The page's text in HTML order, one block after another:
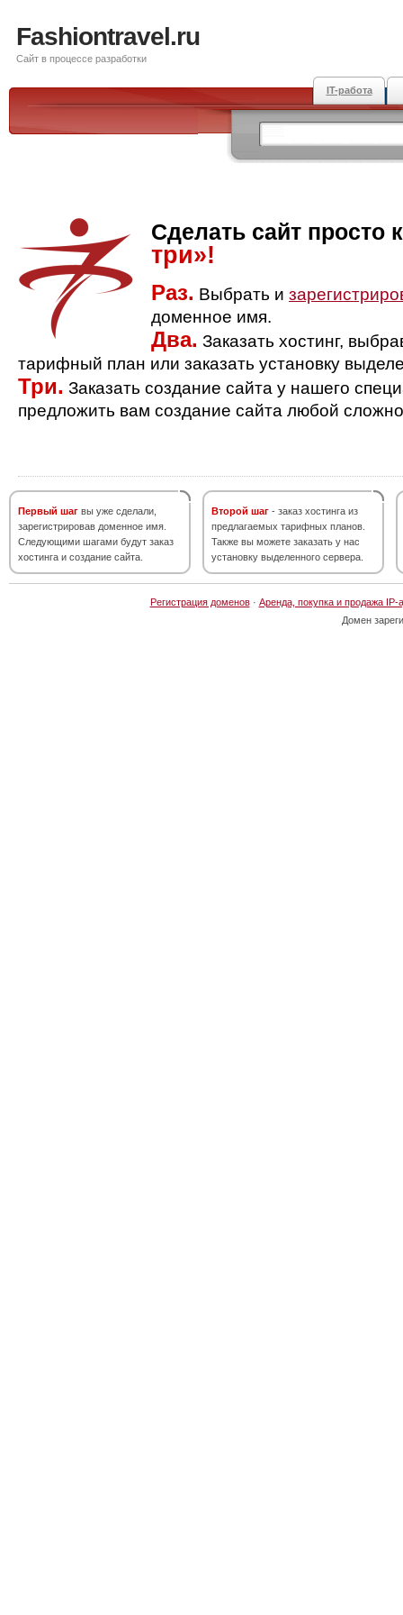
Fashiontravel.ru
Сайт в процессе разработки
IT-работа
Сделать сайт просто
три»!
Раз. Выбрать и
доменное имя.
Два. Заказать хостинг,
тарифный план или заказать установку
Три. Заказать создание сайта у нашего
предложить вам создание сайта любой
Первый шаг вы уже сделали,
зарегистрировав доменное имя.
Следующими шагами будут заказ
хостинга и создание сайта.
Второй шаг - заказ хостинга из
предлагаемых тарифных планов.
Также вы можете заказать у нас
установку выделенного сервера.
Регистрация доменов· Аренда, покупка и продажа IP-
Домен